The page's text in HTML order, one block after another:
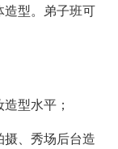
型。弟子班可
型水平；
、秀场后台造